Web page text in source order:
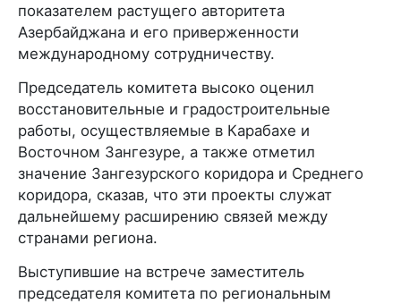
показателем растущего авторитета
Азербайджана и его приверженности
международному сотрудничеству.
Председатель комитета высоко оценил
восстановительные и градостроительные
работы, осуществляемые в Карабахе и
Восточном Зангезуре, а также отметил
значение Зангезурского коридора и Среднего
коридора, сказав, что эти проекты служат
дальнейшему расширению связей между
странами региона.
Выступившие на встрече заместитель
председателя комитета по региональным